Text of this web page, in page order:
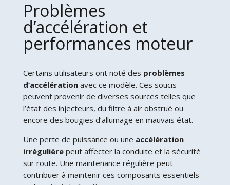
Problèmes
d’accélération et
performances moteur
Certains utilisateurs ont noté des problèmes
d’accélérationavec ce modèle. Ces soucis
peuvent provenir de diverses sources telles que
l’état des injecteurs, du filtre à air obstrué ou
encore des bougies d’allumage en mauvais état.
Une perte de puissance ou une accélération
irrégulièrepeut affecter la conduite et la sécurité
sur route. Une maintenance régulière peut
contribuer à maintenir ces composants essentiels